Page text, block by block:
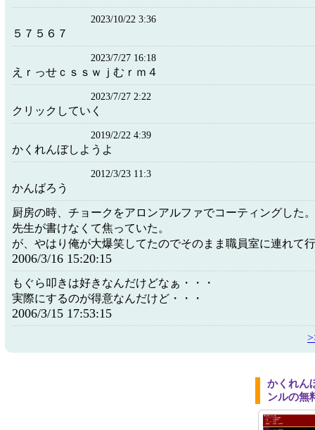
2023/10/22 3:36
５７５６７
2023/7/27 16:18
えｒっせｃｓｓｗｊむｒｍ４
2023/7/27 2:22
クリックしていく
2019/2/22 4:39
かくれんぼしようよ
2012/3/23 11:3
かんばろう
厨房の時、チョークをアロンアルファでコーティングした。
先生が書けなくて焦っていた。
が、やはり俺が大爆笑してたのでそのまま職員室に連れて
2006/3/16 15:20:15
もぐら叩きは好きなんだけどなぁ・・・
実際にするのが得意なんだけど・・・
2006/3/15 17:53:15
かくれん
ンルの無